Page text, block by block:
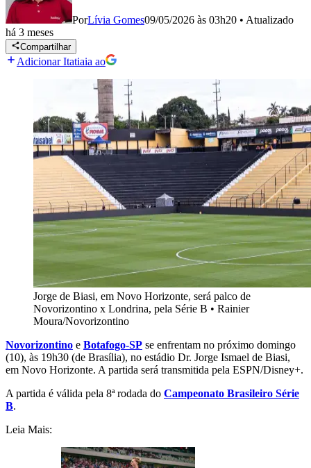
PorLívia Gomes09/05/2026 às 03h20 • Atualizado
há 3 meses
Compartilhar
Adicionar Itatiaia ao
Jorge de Biasi, em Novo Horizonte, será palco de
Novorizontino x Londrina, pela Série B • Rainier
Moura/Novorizontino
Novorizontino e Botafogo-SP se enfrentam no próximo domingo
(10), às 19h30 (de Brasília), no estádio Dr. Jorge Ismael de Biasi,
em Novo Horizonte. A partida será transmitida pela ESPN/Disney+.
A partida é válida pela 8ª rodada do Campeonato Brasileiro Série
B.
Leia Mais: